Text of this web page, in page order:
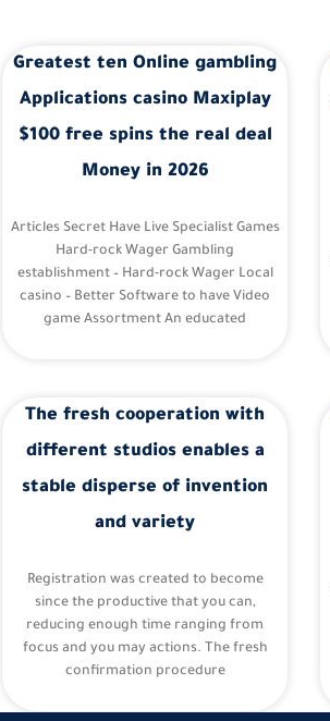
Greatest ten Online gambling
Applications casino Maxiplay
$100 free spins the real deal
Money in 2026
Articles Secret Have Live Specialist Games
Hard-rock Wager Gambling
establishment – Hard-rock Wager Local
casino – Better Software to have Video
game Assortment An educated
The fresh cooperation with
different studios enables a
stable disperse of invention
and variety
Registration was created to become
since the productive that you can,
reducing enough time ranging from
focus and you may actions. The fresh
confirmation procedure